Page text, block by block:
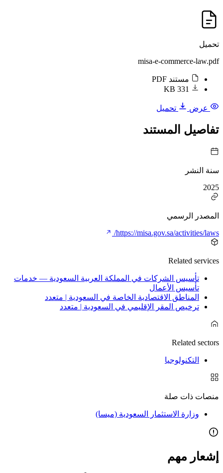
تحميل
misa-e-commerce-law.pdf
مستند PDF
331 KB
عرض تحميل
تفاصيل المستند
سنة النشر
2025
المصدر الرسمي
https://misa.gov.sa/activities/laws/
Related services
تأسيس الشركات في المملكة العربية السعودية — خدمات
تأسيس الأعمال
المناطق الاقتصادية الخاصة في السعودية | متعدد
ترخيص المقر الإقليمي في السعودية | متعدد
Related sectors
التكنولوجيا
منصات ذات صلة
وزارة الاستثمار السعودية (ميسا)
إشعار مهم